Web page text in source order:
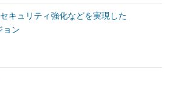
キュリティ強化などを実現した
ョン